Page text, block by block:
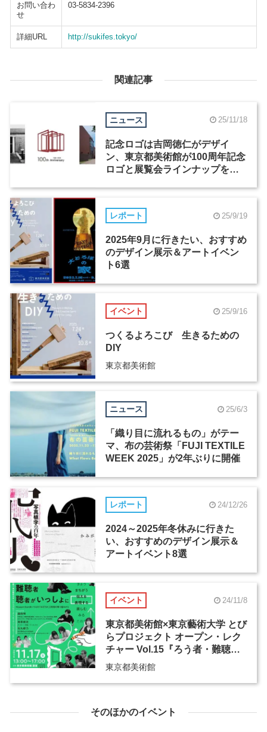
お問い合わ
せ
03-5834-2396
詳細URL http://sukifes.tokyo/
関連記事
ニュース 25/11/18
記念ロゴは吉岡徳仁がデザイ
ン、東京都美術館が100周年記念
ロゴと展覧会ラインナップを発
レポート 25/9/19
2025年9月に行きたい、おすすめ
のデザイン展示＆アートイベン
ト6選
イベント 25/9/16
つくるよろこび 生きるための
DIY
東京都美術館
ニュース 25/6/3
「織り⽬に流れるもの」がテー
マ、布の芸術祭「FUJI TEXTILE
WEEK 2025」が2年ぶりに開催
レポート 24/12/26
2024～2025年冬休みに行きた
い、おすすめのデザイン展示＆
アートイベント8選
イベント 24/11/8
東京都美術館×東京藝術大学 とび
らプロジェクト オープン・レク
チャー Vol.15『ろう者・難聴
者・聴者がいっしょに
「 」』
東京都美術館
そのほかのイベント